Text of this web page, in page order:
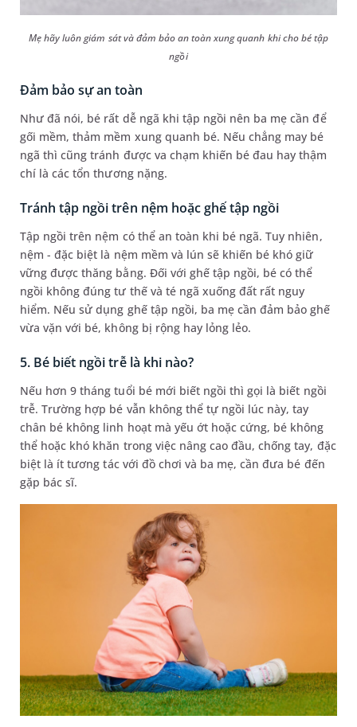
Mẹ hãy luôn giám sát và đảm bảo an toàn xung quanh khi cho bé tập
ngồi
Đảm bảo sự an toàn
Như đã nói, bé rất dễ ngã khi tập ngồi nên ba mẹ cần để
gối mềm, thảm mềm xung quanh bé. Nếu chẳng may bé
ngã thì cũng tránh được va chạm khiến bé đau hay thậm
chí là các tổn thương nặng.
Tránh tập ngồi trên nệm hoặc ghế tập ngồi
Tập ngồi trên nệm có thể an toàn khi bé ngã. Tuy nhiên,
nệm - đặc biệt là nệm mềm và lún sẽ khiến bé khó giữ
vững được thăng bằng. Đối với ghế tập ngồi, bé có thể
ngồi không đúng tư thế và té ngã xuống đất rất nguy
hiểm. Nếu sử dụng ghế tập ngồi, ba mẹ cần đảm bảo ghế
vừa vặn với bé, không bị rộng hay lỏng lẻo.
5. Bé biết ngồi trễ là khi nào?
Nếu hơn 9 tháng tuổi bé mới biết ngồi thì gọi là biết ngồi
trễ. Trường hợp bé vẫn không thể tự ngồi lúc này, tay
chân bé không linh hoạt mà yếu ớt hoặc cứng, bé không
thể hoặc khó khăn trong việc nâng cao đầu, chống tay, đặc
biệt là ít tương tác với đồ chơi và ba mẹ, cần đưa bé đến
gặp bác sĩ.